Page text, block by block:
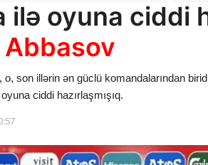
ilə oyuna ciddi
o, son illərin ən güclü komandalarından
ciddi hazırlaşmışıq.